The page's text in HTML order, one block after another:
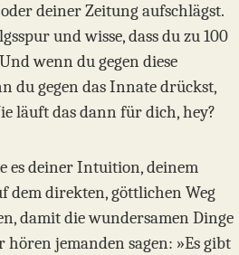
deiner Zeitung aufschlägst.
und wisse, dass du zu 100
wenn du gegen diese
du gegen das Innate drückst,
läuft das dann für dich, hey?
es deiner Intuition, deinem
dem direkten, göttlichen Weg
damit die wundersamen Dinge
jemanden sagen: »Es gibt